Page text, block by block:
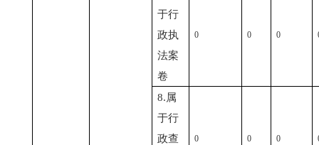
于行
政执
法案
卷
0 0 0
8.属
于行
政查
0 0 0